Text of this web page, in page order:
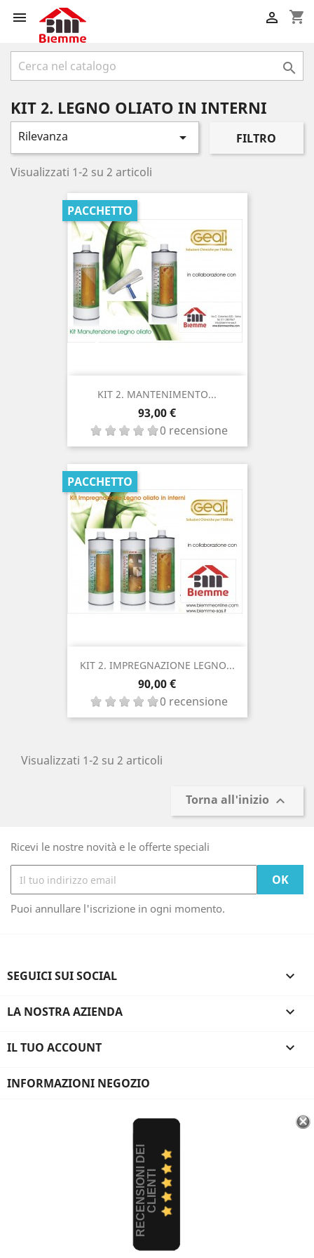
 shopping_cart


KIT 2. LEGNO OLIATO IN INTERNI
Rilevanza  FILTRO
Visualizzati 1-2 su 2 articoli
KIT 2. MANTENIMENTO...
Prezzo
93,00 €
0 recensione
PACCHETTO
KIT 2. IMPREGNAZIONE LEGNO...
Prezzo
90,00 €
0 recensione
PACCHETTO
Visualizzati 1-2 su 2 articoli
Torna all'inizio 
Ricevi le nostre novità e le offerte speciali
Puoi annullare l'iscrizione in ogni momento.
SEGUICI SUI SOCIAL 
LA NOSTRA AZIENDA 
IL TUO ACCOUNT 
INFORMAZIONI NEGOZIO
R
E
C
E
N
S
I
ON
I
D
E
I
C
L
I
E
N
TI